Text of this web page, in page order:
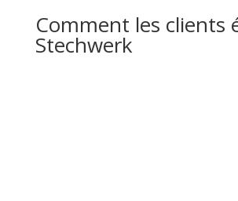
Comment les clients
Stechwerk